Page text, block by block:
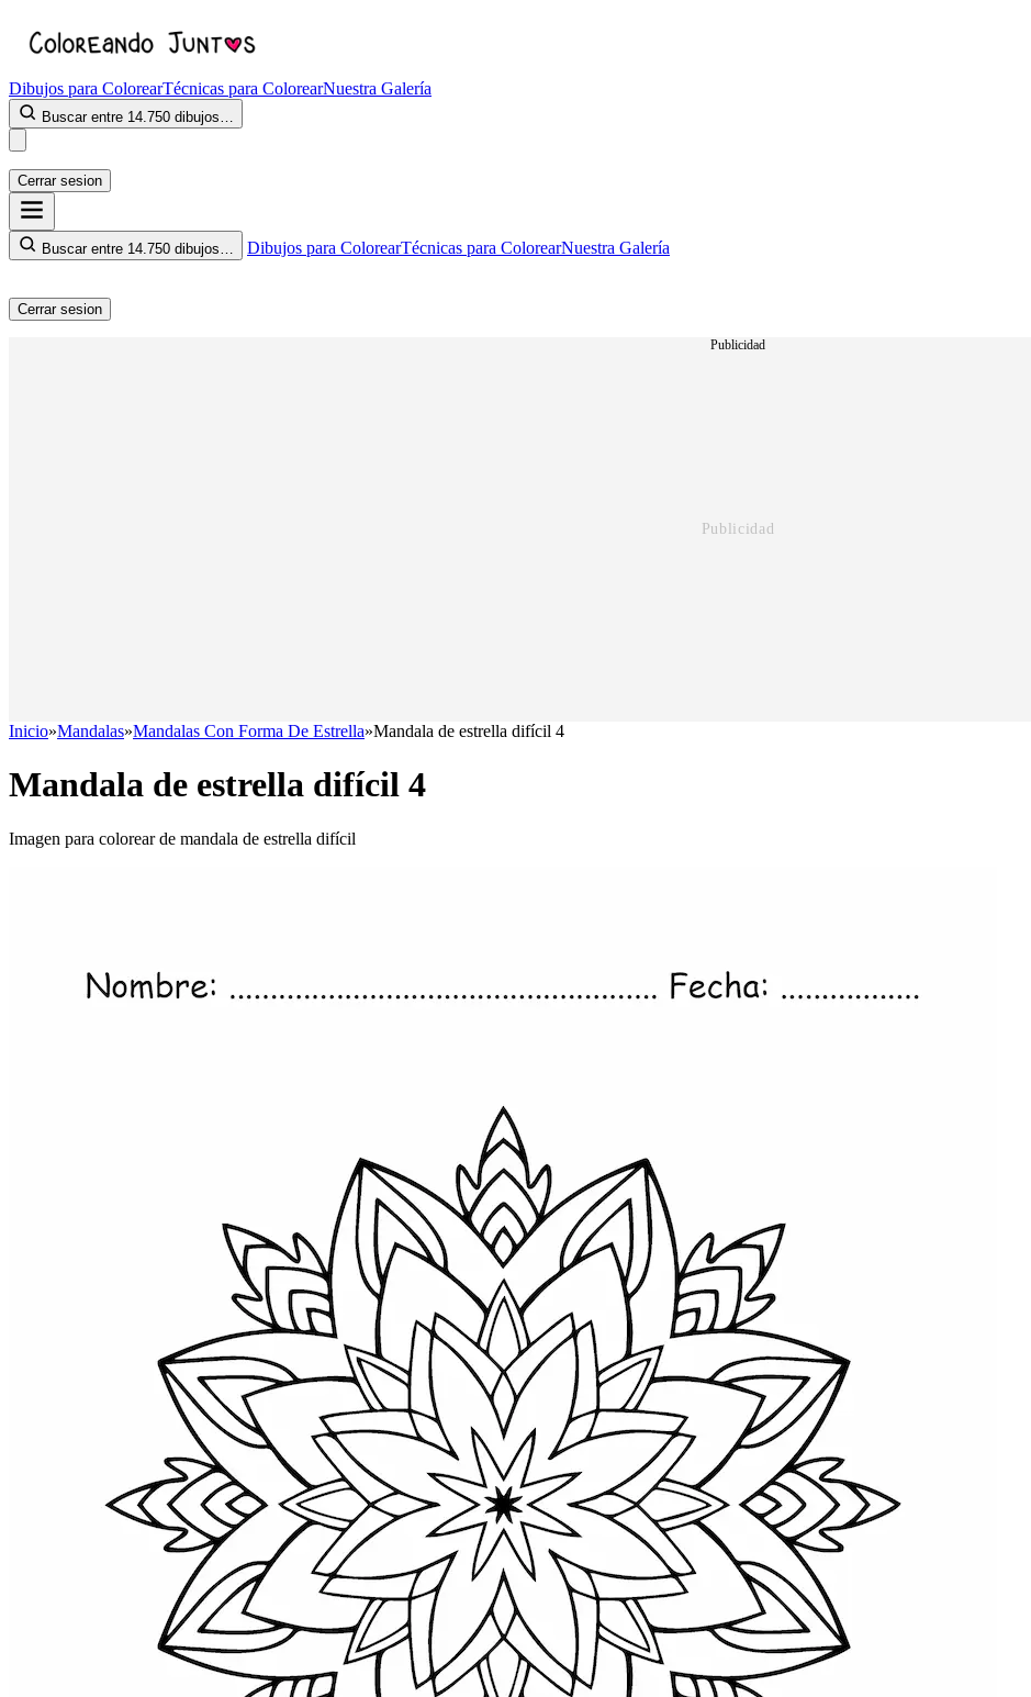
Dibujos para ColorearTécnicas para ColorearNuestra Galería
Buscar entre 14.750 dibujos…
Cerrar sesion
Buscar entre 14.750 dibujos… Dibujos para ColorearTécnicas para ColorearNuestra Galería
Cerrar sesion
Publicidad
Inicio»Mandalas»Mandalas Con Forma De Estrella»Mandala de estrella difícil 4
Mandala de estrella difícil 4
Imagen para colorear de mandala de estrella difícil